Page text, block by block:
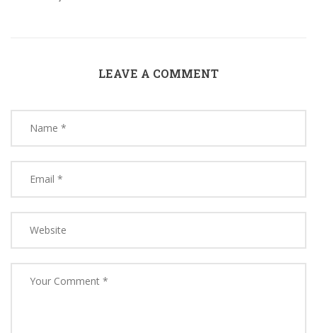
LEAVE A COMMENT